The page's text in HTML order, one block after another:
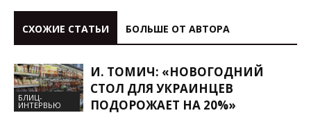
СХОЖИЕ СТАТЬИ БОЛЬШЕ ОТ АВТОРА
БЛИЦ-
ИНТЕРВЬЮ
И. ТОМИЧ: «НОВОГОДНИЙ
СТОЛ ДЛЯ УКРАИНЦЕВ
ПОДОРОЖАЕТ НА 20%»